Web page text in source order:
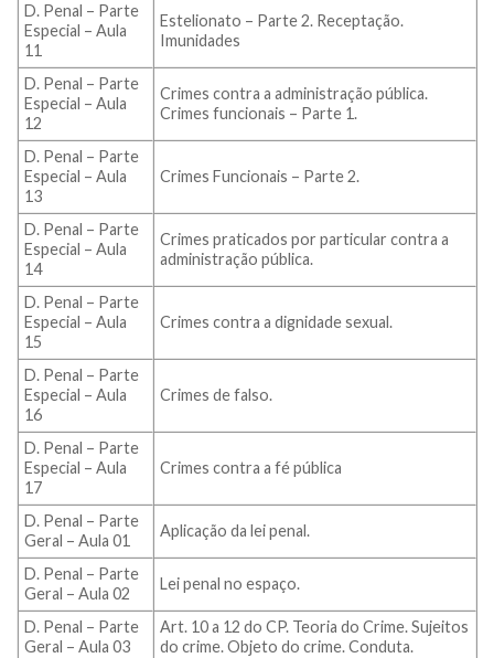
D. Penal – Parte
Especial – Aula
11
Estelionato – Parte 2. Receptação.
Imunidades
D. Penal – Parte
Especial – Aula
12
Crimes contra a administração pública.
Crimes funcionais – Parte 1.
D. Penal – Parte
Especial – Aula
13
Crimes Funcionais – Parte 2.
D. Penal – Parte
Especial – Aula
14
Crimes praticados por particular contra a
administração pública.
D. Penal – Parte
Especial – Aula
15
Crimes contra a dignidade sexual.
D. Penal – Parte
Especial – Aula
16
Crimes de falso.
D. Penal – Parte
Especial – Aula
17
Crimes contra a fé pública
D. Penal – Parte
Geral – Aula 01
Aplicação da lei penal.
D. Penal – Parte
Geral – Aula 02
Lei penal no espaço.
D. Penal – Parte
Geral – Aula 03
Art. 10 a 12 do CP. Teoria do Crime. Sujeitos
do crime. Objeto do crime. Conduta.